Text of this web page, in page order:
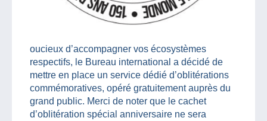
oucieux d’accompagner vos écosystèmes
respectifs, le Bureau international a décidé de
mettre en place un service dédié d’oblitérations
commémoratives, opéré gratuitement auprès du
grand public. Merci de noter que le cachet
d’oblitération spécial anniversaire ne sera